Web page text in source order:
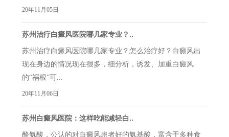
20年11月05日
苏州治疗白癜风医院哪几家专业？..
苏州治疗白癜风医院哪几家专业？怎么治疗好？白癜风出
现在身边的情况现在很多，细分析，诱发、加重白癜风
的“祸根”可...
20年11月06日
苏州白癜风医院：这样吃能减轻白..
酪氨酸，公认的对白癜风患者好的氨基酸，富含于多种食